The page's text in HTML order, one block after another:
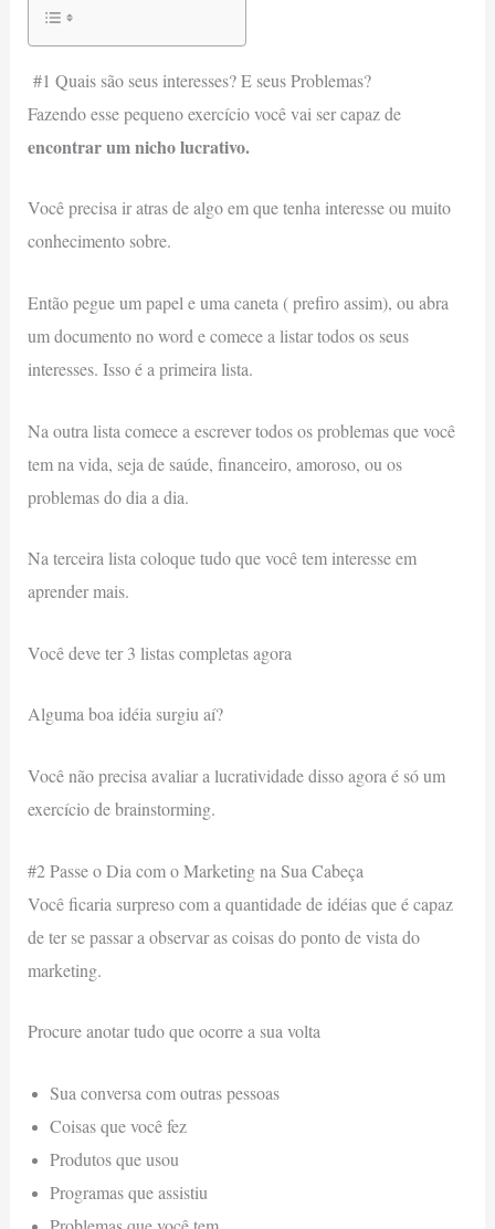
#1 Quais são seus interesses? E seus Problemas?
Fazendo esse pequeno exercício você vai ser capaz de
encontrar um nicho lucrativo.
Você precisa ir atras de algo em que tenha interesse ou muito
conhecimento sobre.
Então pegue um papel e uma caneta ( prefiro assim), ou abra
um documento no word e comece a listar todos os seus
interesses. Isso é a primeira lista.
Na outra lista comece a escrever todos os problemas que você
tem na vida, seja de saúde, financeiro, amoroso, ou os
problemas do dia a dia.
Na terceira lista coloque tudo que você tem interesse em
aprender mais.
Você deve ter 3 listas completas agora
Alguma boa idéia surgiu aí?
Você não precisa avaliar a lucratividade disso agora é só um
exercício de brainstorming.
#2 Passe o Dia com o Marketing na Sua Cabeça
Você ficaria surpreso com a quantidade de idéias que é capaz
de ter se passar a observar as coisas do ponto de vista do
marketing.
Procure anotar tudo que ocorre a sua volta
Sua conversa com outras pessoas
Coisas que você fez
Produtos que usou
Programas que assistiu